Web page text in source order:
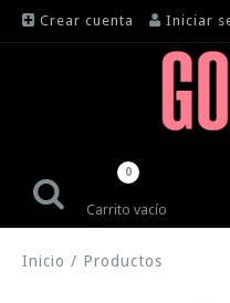
Crear cuenta Iniciar
Carrito vacío
0
Inicio / Productos